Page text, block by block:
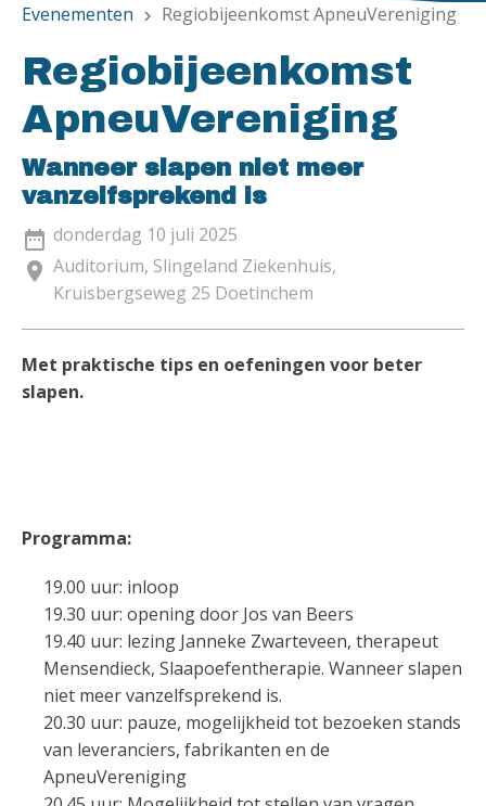
Evenementen chevron_right Regiobijeenkomst ApneuVereniging
Regiobijeenkomst
ApneuVereniging
Wanneer slapen niet meer
vanzelfsprekend is
date_range donderdag 10 juli 2025
location_on Auditorium, Slingeland Ziekenhuis,
Kruisbergseweg 25 Doetinchem
Met praktische tips en oefeningen voor beter
slapen.
Programma:
19.00 uur: inloop
19.30 uur: opening door Jos van Beers
19.40 uur: lezing Janneke Zwarteveen, therapeut
Mensendieck, Slaapoefentherapie. Wanneer slapen
niet meer vanzelfsprekend is.
20.30 uur: pauze, mogelijkheid tot bezoeken stands
van leveranciers, fabrikanten en de
ApneuVereniging